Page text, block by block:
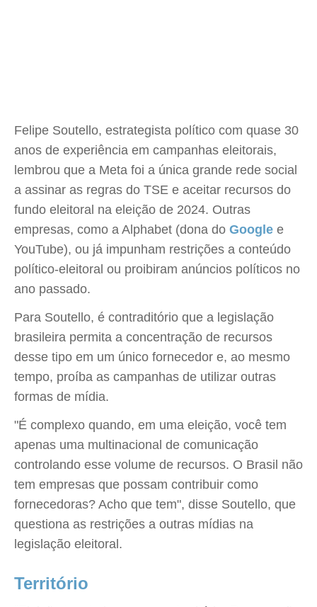
Felipe Soutello, estrategista político com quase 30
anos de experiência em campanhas eleitorais,
lembrou que a Meta foi a única grande rede social
a assinar as regras do TSE e aceitar recursos do
fundo eleitoral na eleição de 2024. Outras
empresas, como a Alphabet (dona do Google e
YouTube), ou já impunham restrições a conteúdo
político-eleitoral ou proibiram anúncios políticos no
ano passado.
Para Soutello, é contraditório que a legislação
brasileira permita a concentração de recursos
desse tipo em um único fornecedor e, ao mesmo
tempo, proíba as campanhas de utilizar outras
formas de mídia.
"É complexo quando, em uma eleição, você tem
apenas uma multinacional de comunicação
controlando esse volume de recursos. O Brasil não
tem empresas que possam contribuir como
fornecedoras? Acho que tem", disse Soutello, que
questiona as restrições a outras mídias na
legislação eleitoral.
Território